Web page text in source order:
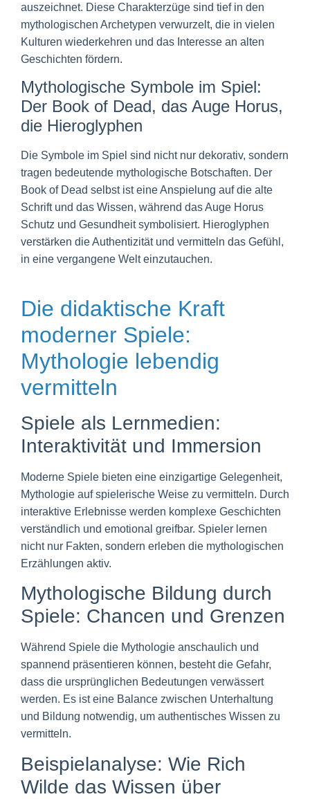
auszeichnet. Diese Charakterzüge sind tief in den
mythologischen Archetypen verwurzelt, die in vielen
Kulturen wiederkehren und das Interesse an alten
Geschichten fördern.
Mythologische Symbole im Spiel:
Der Book of Dead, das Auge Horus,
die Hieroglyphen
Die Symbole im Spiel sind nicht nur dekorativ, sondern
tragen bedeutende mythologische Botschaften. Der
Book of Dead selbst ist eine Anspielung auf die alte
Schrift und das Wissen, während das Auge Horus
Schutz und Gesundheit symbolisiert. Hieroglyphen
verstärken die Authentizität und vermitteln das Gefühl,
in eine vergangene Welt einzutauchen.
Die didaktische Kraft
moderner Spiele:
Mythologie lebendig
vermitteln
Spiele als Lernmedien:
Interaktivität und Immersion
Moderne Spiele bieten eine einzigartige Gelegenheit,
Mythologie auf spielerische Weise zu vermitteln. Durch
interaktive Erlebnisse werden komplexe Geschichten
verständlich und emotional greifbar. Spieler lernen
nicht nur Fakten, sondern erleben die mythologischen
Erzählungen aktiv.
Mythologische Bildung durch
Spiele: Chancen und Grenzen
Während Spiele die Mythologie anschaulich und
spannend präsentieren können, besteht die Gefahr,
dass die ursprünglichen Bedeutungen verwässert
werden. Es ist eine Balance zwischen Unterhaltung
und Bildung notwendig, um authentisches Wissen zu
vermitteln.
Beispielanalyse: Wie Rich
Wilde das Wissen über